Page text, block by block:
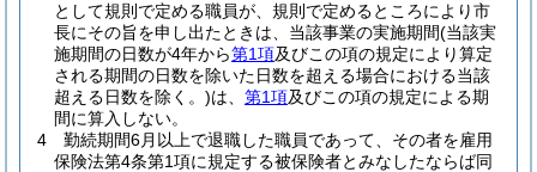
として規則で定める職員が、規則で定めるところにより市
長にその旨を申し出たときは、当該事業の実施期間(当該実
施期間の日数が4年から第1項及びこの項の規定により算定
される期間の日数を除いた日数を超える場合における当該
超える日数を除く。)は、 第1項及びこの項の規定による期
間に算入しない。
4
勤続期間6月以上で退職した職員であって、その者を雇用
保険法第4条第1項に規定する被保険者とみなしたならば同